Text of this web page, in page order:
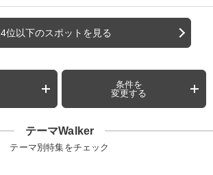
4位以下のスポットを見る
条件を
変更する
テーマWalker
テーマ別特集をチェック